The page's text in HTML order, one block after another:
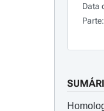
Data
Parte: